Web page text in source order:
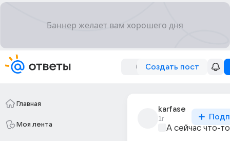
Создать пост
Главная
Моя лента
karfase
1г
А сейчас что-